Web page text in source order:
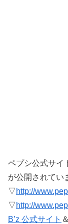
ペプシ公式サイ
が公開されてい
▽http://
▽http://
B’z 公式サイト ＆